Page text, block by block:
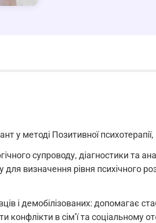
у методі Позитивної
супроводу, діагностики та
для визначення рівня психічного
і демобілізованих: допомагає
в сім’ї та соціальному